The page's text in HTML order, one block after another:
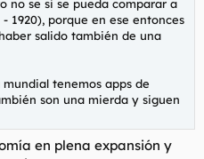
no se si se pueda comparar a
1920), porque en ese entonces
salido también de una
tenemos apps de
son una mierda y siguen
en plena expansión y